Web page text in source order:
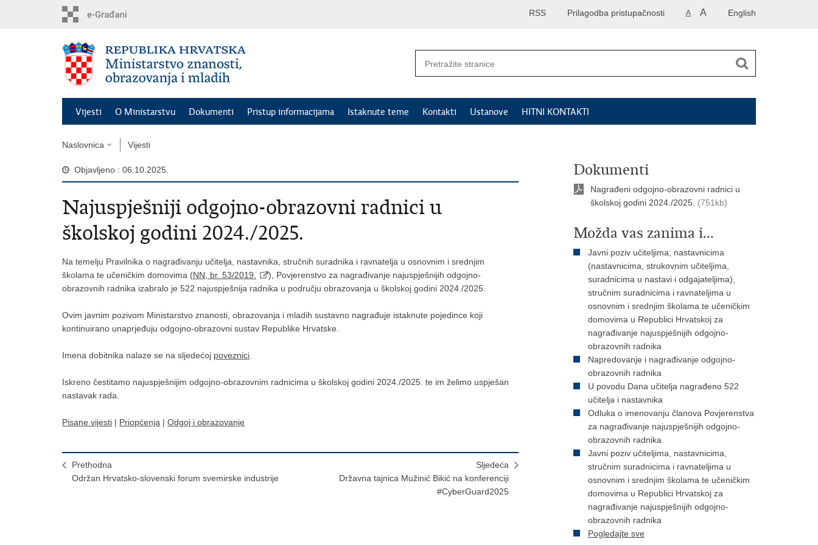
English
A A
Prilagodba pristupačnosti
RSS
Vijesti O Ministarstvu Dokumenti Pristup informacijama Istaknute teme Kontakti Ustanove HITNI KONTAKTI
Naslovnica Vijesti
Objavljeno : 06.10.2025.
Najuspješniji odgojno-obrazovni radnici u
školskoj godini 2024./2025.
Na temelju Pravilnika o nagrađivanju učitelja, nastavnika, stručnih suradnika i ravnatelja u osnovnim i srednjim
školama te učeničkim domovima (NN, br. 53/2019.
), Povjerenstvo za nagrađivanje najuspješnijih odgojno-
obrazovnih radnika izabralo je 522 najuspješnija radnika u području obrazovanja u školskoj godini 2024./2025.
Ovim javnim pozivom Ministarstvo znanosti, obrazovanja i mladih sustavno nagrađuje istaknute pojedince koji
kontinuirano unaprjeđuju odgojno-obrazovni sustav Republike Hrvatske.
Imena dobitnika nalaze se na sljedećoj poveznici
Iskreno čestitamo najuspješnijim odgojno-obrazovnim radnicima u školskoj godini 2024./2025. te im želimo uspješan
nastavak rada.
Pisane vijesti | Priopćenja | Odgoj i obrazovanje
Prethodna
Održan Hrvatsko-slovenski forum svemirske industrije
Sljedeća
Državna tajnica Mužinić Bikić na konferenciji
#CyberGuard2025
Dokumenti
Nagrađeni odgojno-obrazovni radnici u
školskoj godini 2024./2025. (751kb)
Možda vas zanima i...
Javni poziv učiteljima, nastavnicima
(nastavnicima, strukovnim učiteljima,
suradnicima u nastavi i odgajateljima),
stručnim suradnicima i ravnateljima u
osnovnim i srednjim školama te učeničkim
domovima u Republici Hrvatskoj za
nagrađivanje najuspješnijih odgojno-
obrazovnih radnika
Napredovanje i nagrađivanje odgojno-
obrazovnih radnika
U povodu Dana učitelja nagrađeno 522
učitelja i nastavnika
Odluka o imenovanju članova Povjerenstva
za nagrađivanje najuspješnijih odgojno-
obrazovnih radnika
Javni poziv učiteljima, nastavnicima,
stručnim suradnicima i ravnateljima u
osnovnim i srednjim školama te učeničkim
domovima u Republici Hrvatskoj za
nagrađivanje najuspješnijih odgojno-
obrazovnih radnika
Pogledajte sve